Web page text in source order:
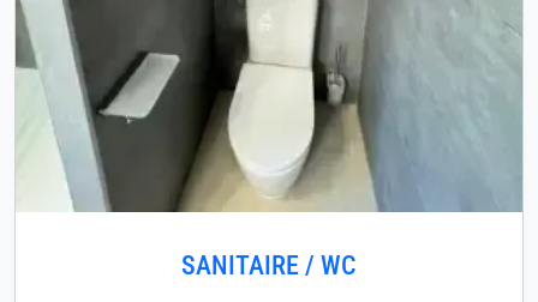
SANITAIRE / WC